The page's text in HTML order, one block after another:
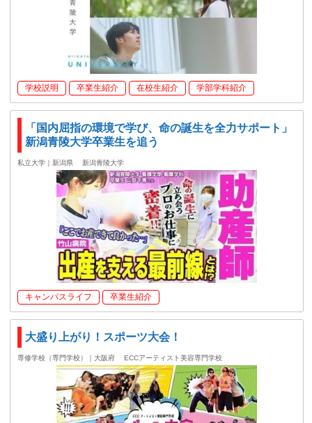
学校説明 卒業生紹介 在校生紹介 学部学科紹介
「国内屈指の環境で学び、命の誕生を全力サポート」
新潟青陵大学卒業生を追う
私立大学｜新潟県 新潟青陵大学
キャンパスライフ 卒業生紹介
大盛り上がり！スポーツ大会！
専修学校（専門学校）｜大阪府 ECCアーティスト美容専門学校